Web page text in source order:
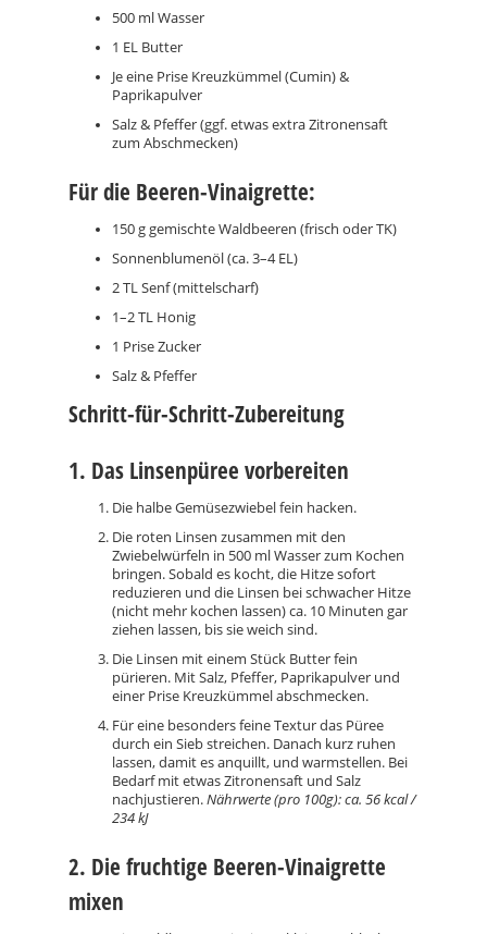
500 ml Wasser
1 EL Butter
Je eine Prise Kreuzkümmel (Cumin) &
Paprikapulver
Salz & Pfeffer (ggf. etwas extra Zitronensaft
zum Abschmecken)
Für die Beeren-Vinaigrette:
150 g gemischte Waldbeeren (frisch oder TK)
Sonnenblumenöl (ca. 3–4 EL)
2 TL Senf (mittelscharf)
1–2 TL Honig
1 Prise Zucker
Salz & Pfeffer
Schritt-für-Schritt-Zubereitung
1. Das Linsenpüree vorbereiten
Die halbe Gemüsezwiebel fein hacken.
Die roten Linsen zusammen mit den
Zwiebelwürfeln in 500 ml Wasser zum Kochen
bringen. Sobald es kocht, die Hitze sofort
reduzieren und die Linsen bei schwacher Hitze
(nicht mehr kochen lassen) ca. 10 Minuten gar
ziehen lassen, bis sie weich sind.
Die Linsen mit einem Stück Butter fein
pürieren. Mit Salz, Pfeffer, Paprikapulver und
einer Prise Kreuzkümmel abschmecken.
Für eine besonders feine Textur das Püree
durch ein Sieb streichen. Danach kurz ruhen
lassen, damit es anquillt, und warmstellen. Bei
Bedarf mit etwas Zitronensaft und Salz
nachjustieren.Nährwerte (pro 100g): ca. 56 kcal /
234 kJ
2. Die fruchtige Beeren-Vinaigrette
mixen